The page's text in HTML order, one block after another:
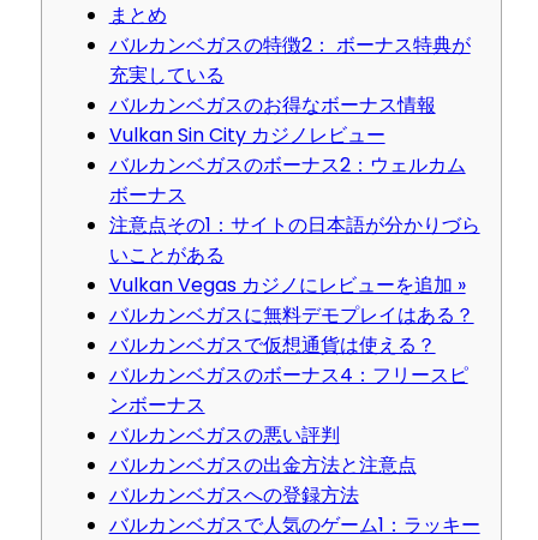
まとめ
バルカンベガスの特徴2： ボーナス特典が
充実している
バルカンベガスのお得なボーナス情報
Vulkan Sin City カジノレビュー
バルカンベガスのボーナス2：ウェルカム
ボーナス
注意点その1：サイトの日本語が分かりづら
いことがある
Vulkan Vegas カジノにレビューを追加 »
バルカンベガスに無料デモプレイはある？
バルカンベガスで仮想通貨は使える？
バルカンベガスのボーナス4：フリースピ
ンボーナス
バルカンベガスの悪い評判
バルカンベガスの出金方法と注意点
バルカンベガスへの登録方法
バルカンベガスで人気のゲーム1：ラッキー